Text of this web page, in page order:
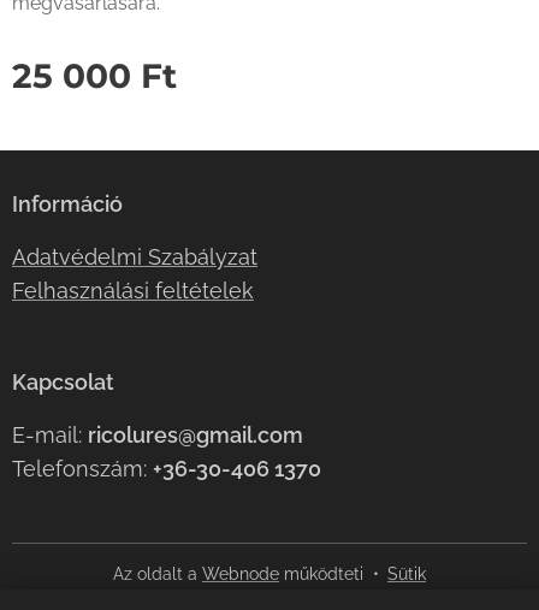
25 000 Ft
Információ
Adatvédelmi Szabályzat
Felhasználási feltételek
Kapcsolat
E-mail: ricolures@gmail.com
Telefonszám: +36-30-406 1370
Az oldalt a Webnode működteti Sütik